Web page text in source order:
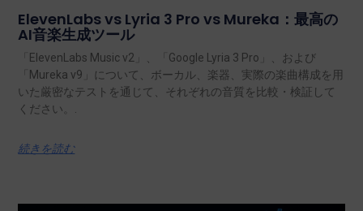
ElevenLabs vs Lyria 3 Pro vs Mureka：最高の
AI音楽生成ツール
「ElevenLabs Music v2」、「Google Lyria 3 Pro」、および
「Mureka v9」について、ボーカル、楽器、実際の楽曲構成を用
いた厳密なテストを通じて、それぞれの音質を比較・検証して
ください。.
続きを読む